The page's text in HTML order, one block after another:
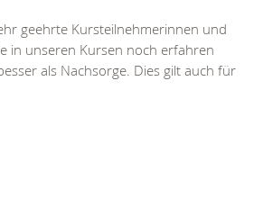
geehrte Kursteilnehmerinnen und
in unseren Kursen noch erfahren
als Nachsorge. Dies gilt auch für